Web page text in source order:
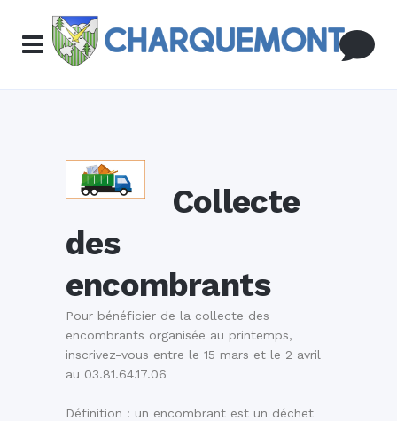
Collecte
des
encombrants
Pour bénéficier de la collecte des
encombrants organisée au printemps,
inscrivez-vous entre le 15 mars et le 2 avril
au 03.81.64.17.06
Définition : un encombrant est un déchet